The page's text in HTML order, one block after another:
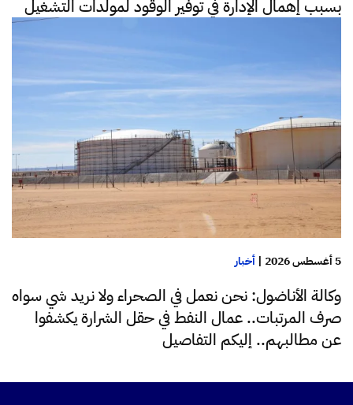
بسبب إهمال الإدارة في توفير الوقود لمولدات التشغيل
5 أغسطس 2026 | أخبار
وكالة الأناضول: نحن نعمل في الصحراء ولا نريد شي سواه
صرف المرتبات.. عمال النفط في حقل الشرارة يكشفوا
عن مطالبهم.. إليكم التفاصيل